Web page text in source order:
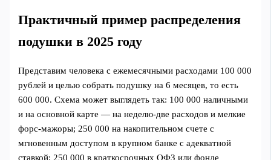
Практичный пример распределения
подушки в 2025 году
Представим человека с ежемесячными расходами 100 000
рублей и целью собрать подушку на 6 месяцев, то есть
600 000. Схема может выглядеть так: 100 000 наличными
и на основной карте — на неделю‑две расходов и мелкие
форс‑мажоры; 250 000 на накопительном счете с
мгновенным доступом в крупном банке с адекватной
ставкой; 250 000 в краткосрочных ОФЗ или фонде